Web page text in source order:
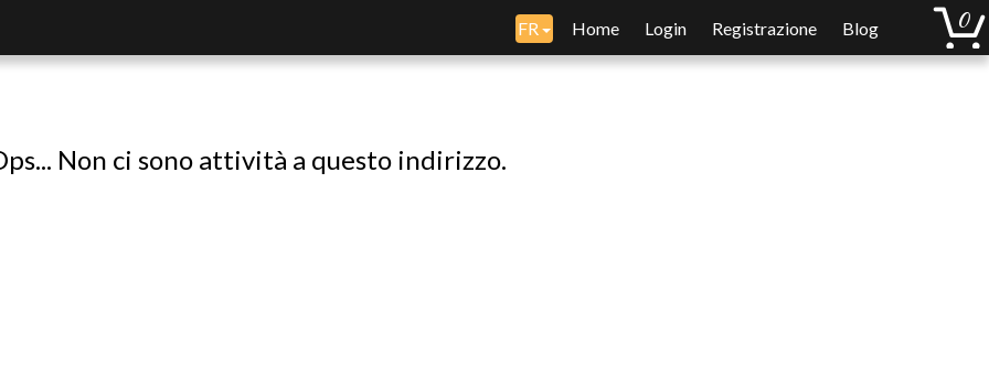
FR Home Login Registrazione Blog
Non ci sono attività a questo indirizzo.